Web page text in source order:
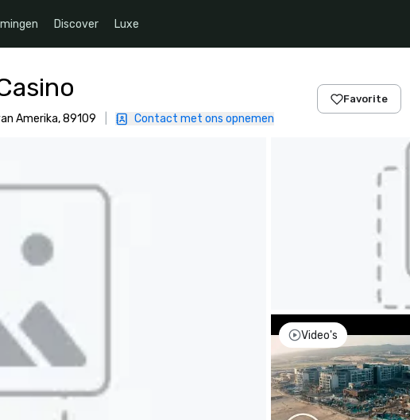
Discover Luxe
Amerika, 89109 Contact met ons opnemen
Favorite
Video's